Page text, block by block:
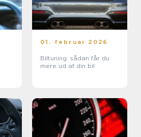
01. februar 2026
Biltuning: sådan får du
mere ud af din bil